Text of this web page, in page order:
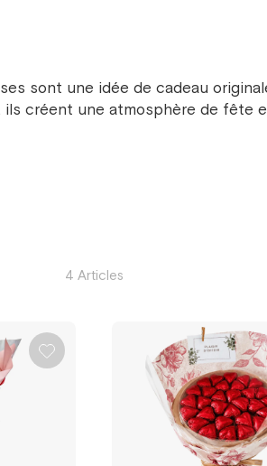
sont une idée de cadeau
ils créent une atmosphère de fête
4 Articles